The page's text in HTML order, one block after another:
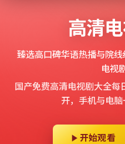
高清
臻选高口碑华语热播与院线
电视
国产免费高清电视剧大全每
开，手机与电脑
开始观看